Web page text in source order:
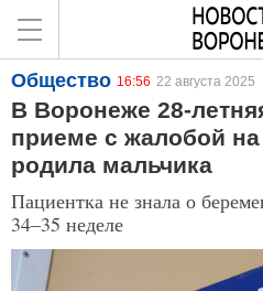
Общество 16:56 22 августа 2025
В Воронеже 28-
приеме с жалобой
родила мальчика
Пациентка не знала о
34–35 неделе